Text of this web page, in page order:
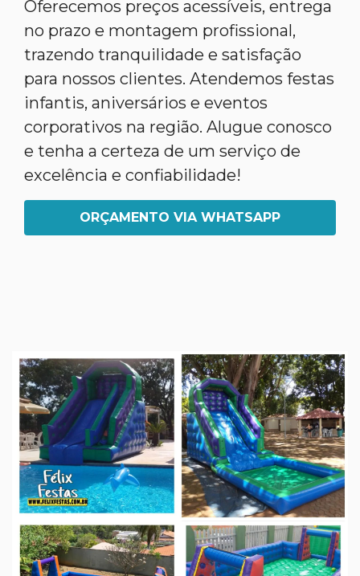
Oferecemos preços acessíveis, entrega
no prazo e montagem profissional,
trazendo tranquilidade e satisfação
para nossos clientes. Atendemos festas
infantis, aniversários e eventos
corporativos na região. Alugue conosco
e tenha a certeza de um serviço de
excelência e confiabilidade!
ORÇAMENTO VIA WHATSAPP